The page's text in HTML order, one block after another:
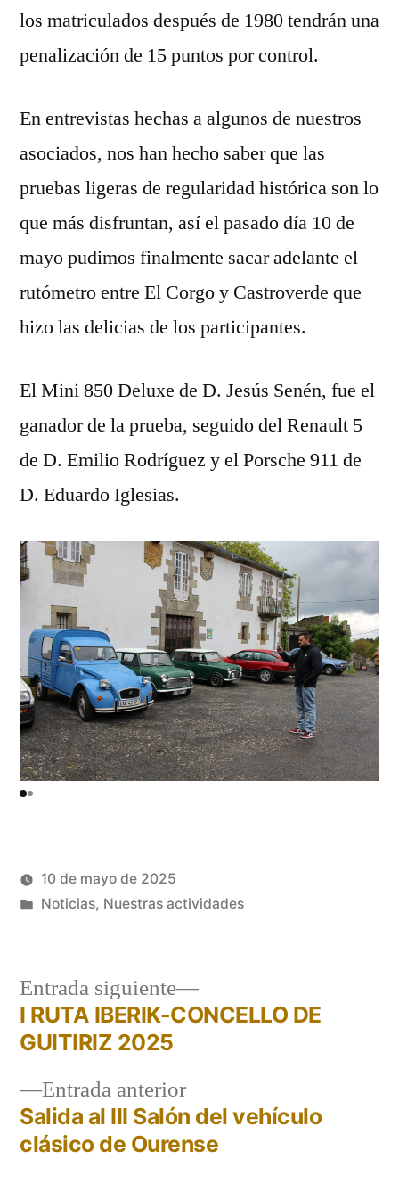
los matriculados después de 1980 tendrán una
penalización de 15 puntos por control.
En entrevistas hechas a algunos de nuestros
asociados, nos han hecho saber que las
pruebas ligeras de regularidad histórica son lo
que más disfruntan, así el pasado día 10 de
mayo pudimos finalmente sacar adelante el
rutómetro entre El Corgo y Castroverde que
hizo las delicias de los participantes.
El Mini 850 Deluxe de D. Jesús Senén, fue el
ganador de la prueba, seguido del Renault 5
de D. Emilio Rodríguez y el Porsche 911 de
D. Eduardo Iglesias.
Publicado
Oscar
10 de mayo de 2025
Publicado
Noticias, Nuestras actividades
Navegación
entradas
Entrada anteriorEntrada
anterior:
Salida al III Salón del vehículo
clásico de Ourense
Entrada siguiente
Entrada
siguiente:
I RUTA IBERIK-CONCELLO DE
GUITIRIZ 2025